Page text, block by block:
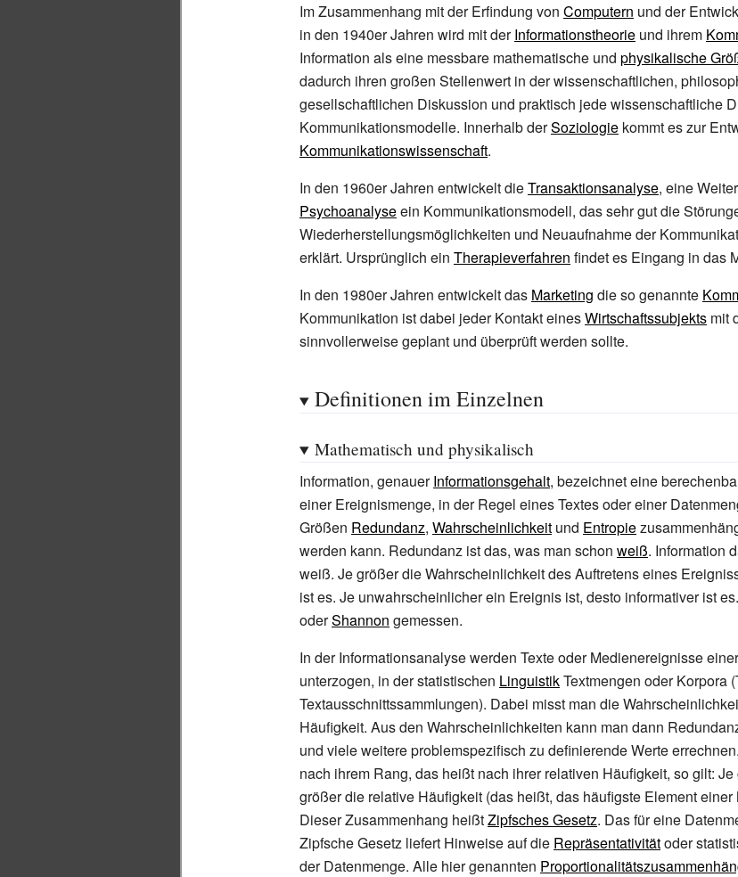
Im Zusammenhang mit der Erfindung von Computern und der
in den 1940er Jahren wird mit derInformationstheorie und ihrem
Information als eine messbare mathematische und physikalische
dadurch ihren großen Stellenwert in der wissenschaftlichen,
gesellschaftlichen Diskussion und praktisch jede wissenschaftliche
Kommunikationsmodelle. Innerhalb derSoziologie kommt es zur
Kommunikationswissenschaft.
In den 1960er Jahren entwickelt dieTransaktionsanalyse, eine
Psychoanalyseein Kommunikationsmodell, das sehr gut die
Wiederherstellungsmöglichkeiten und Neuaufnahme der
erklärt. Ursprünglich ein Therapieverfahren findet es Eingang in das
In den 1980er Jahren entwickelt das Marketing die so genannte
Kommunikation ist dabei jeder Kontakt einesWirtschaftssubjekts mit
sinnvollerweise geplant und überprüft werden sollte.
Definitionen im Einzelnen
Mathematisch und physikalisch
Information, genauerInformationsgehalt, bezeichnet eine
einer Ereignismenge, in der Regel eines Textes oder einer
Größen Redundanz, Wahrscheinlichkeit und Entropie
werden kann. Redundanz ist das, was man schon weiß. Information
weiß. Je größer die Wahrscheinlichkeit des Auftretens eines
ist es. Je unwahrscheinlicher ein Ereignis ist, desto informativer ist
oderShannon gemessen.
In derInformationsanalysewerden Texte oder Medienereignisse
unterzogen, in der statistischen LinguistikTextmengen oder Korpora
Textausschnittssammlungen). Dabei misst man die
Häufigkeit. Aus den Wahrscheinlichkeiten kann man dann
und viele weitere problemspezifisch zu definierende Werte
nach ihrem Rang, das heißt nach ihrer relativen Häufigkeit, so gilt:
größer die relative Häufigkeit (das heißt, das häufigste Element einer
Dieser Zusammenhang heißtZipfsches Gesetz. Das für eine
Zipfsche Gesetz liefert Hinweise auf die Repräsentativitätoder
der Datenmenge. Alle hier genannten